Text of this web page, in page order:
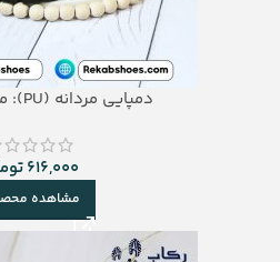
دمپایی مردانه (PU): مدل استانبول
616,000
مشاهده